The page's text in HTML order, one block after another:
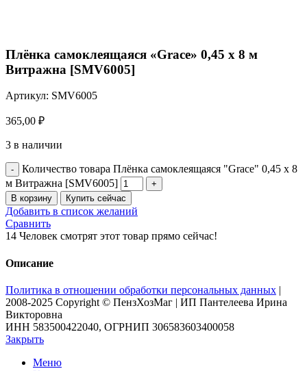
Плёнка самоклеящаяся «Grace» 0,45 х 8 м
Витражна [SMV6005]
Артикул: SMV6005
365,00 ₽
3 в наличии
Количество товара Плёнка самоклеящаяся "Grace" 0,45 х 8
м Витражна [SMV6005]
В корзину Купить сейчас
Добавить в список желаний
Сравнить
14 Человек смотрят этот товар прямо сейчас!
Описание
Политика в отношении обработки персональных данных |
2008-2025 Copyright © ПензХозМаг | ИП Пантелеева Ирина
Викторовна
ИНН 583500422040, ОГРНИП 306583603400058
Закрыть
Меню